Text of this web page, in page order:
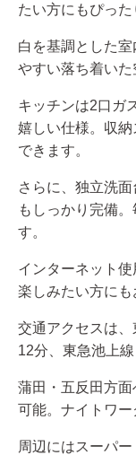
たい方にもぴった
白を基調とした
やすい落ち着い
キッチンは2口ガ
嬉しい仕様。収
できます。
さらに、独立洗
もしっかり完備
す。
インターネット
楽しみたい方に
交通アクセスは
12分、東急池上
蒲田・五反田方
可能。ナイトワ
周辺にはスーパ